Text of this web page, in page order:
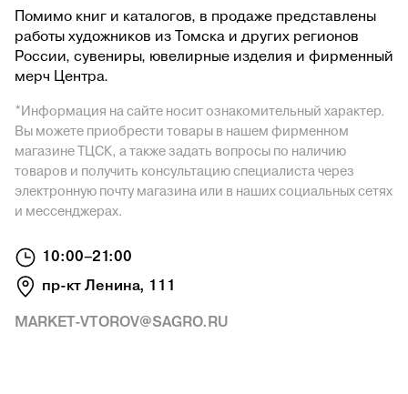
Помимо книг и каталогов, в продаже представлены
работы художников из Томска и других регионов
России, сувениры, ювелирные изделия и фирменный
мерч Центра.
*Информация на сайте носит ознакомительный характер.
Вы можете приобрести товары в нашем фирменном
магазине ТЦСК, а также задать вопросы по наличию
товаров и получить консультацию специалиста через
электронную почту магазина или в наших социальных сетях
и мессенджерах.
10:00–21:00
пр-кт Ленина, 111
MARKET-VTOROV@SAGRO.RU